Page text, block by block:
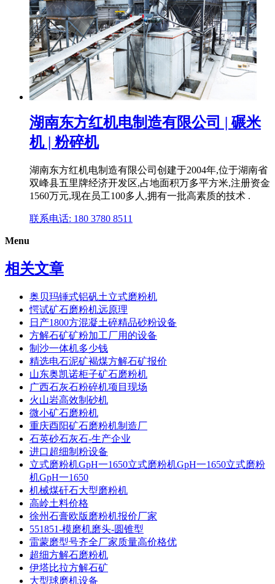
湖南东方红机电制造有限公司 | 碾⽶
机 | 粉碎机
湖南东方红机电制造有限公司创建于2004年,位于湖南省
双峰县五里牌经济开发区,占地面积万多平方米,注册资金
1560万元,现在员工100多人,拥有一批高素质的技术 .
联系电话: 180 3780 8511
Menu
相关文章
奥贝玛锤式铝矾土立式磨粉机
愕试矿石磨粉机远原理
日产1800方混凝土碎精品砂粉设备
方解石矿矿粉加工厂用的设备
制沙一体机多少钱
精选电石泥矿褐煤方解石矿报价
山东奥凯诺柜子矿石磨粉机
广西石灰石粉碎机项目现场
火山岩高效制砂机
微小矿石磨粉机
重庆酉阳矿石磨粉机制造厂
石英砂石灰石-生产企业
进口超细制粉设备
立式磨粉机GpH一1650立式磨粉机GpH一1650立式磨粉
机GpH一1650
机械煤矸石大型磨粉机
高岭土料价格
徐州石膏欧版磨粉机报价厂家
551851-模磨机磨头-圆锥型
雷蒙磨型号齐全厂家质量高价格优
超细方解石磨粉机
伊塔比拉方解石矿
大型球磨机设备